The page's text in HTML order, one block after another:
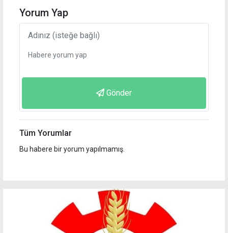
Yorum Yap
Gönder
Tüm Yorumlar
Bu habere bir yorum yapılmamış.